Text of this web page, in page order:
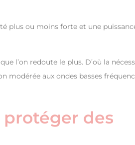
plus ou moins forte et une
l’on redoute le plus. D’où la
modérée aux ondes basses
des